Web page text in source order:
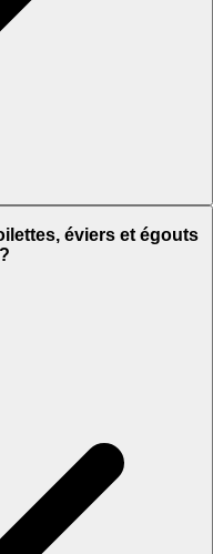
éviers et égouts